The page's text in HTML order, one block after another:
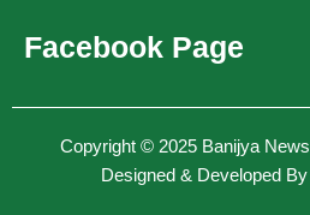
Facebook Page
Copyright © 2025 Banijya News
Designed & Developed By